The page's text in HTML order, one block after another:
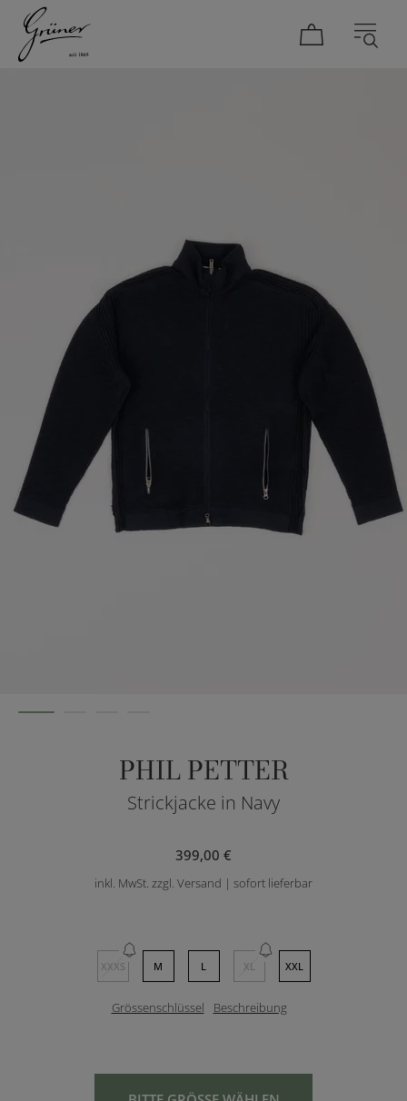
PHIL PETTER
Strickjacke in Navy
399,00 €
inkl. MwSt. zzgl. Versand | sofort lieferbar
XXXS M L XL XXL
Grössenschlüssel Beschreibung